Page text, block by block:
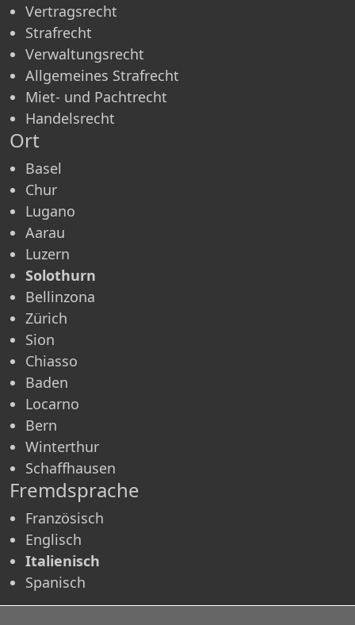
Vertragsrecht
Strafrecht
Verwaltungsrecht
Allgemeines Strafrecht
Miet- und Pachtrecht
Handelsrecht
Ort
Basel
Chur
Lugano
Aarau
Luzern
Solothurn
Bellinzona
Zürich
Sion
Chiasso
Baden
Locarno
Bern
Winterthur
Schaffhausen
Fremdsprache
Französisch
Englisch
Italienisch
Spanisch